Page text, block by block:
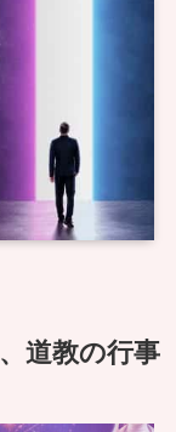
道教の行事